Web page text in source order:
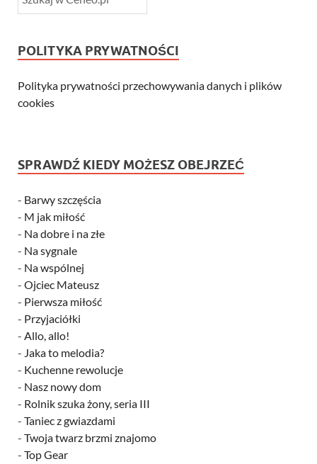
POLITYKA PRYWATNOŚCI
Polityka prywatności przechowywania danych i plików
cookies
SPRAWDŹ KIEDY MOŻESZ OBEJRZEĆ
- Barwy szczęścia
- M jak miłość
- Na dobre i na złe
- Na sygnale
- Na wspólnej
- Ojciec Mateusz
- Pierwsza miłość
- Przyjaciółki
- Allo, allo!
- Jaka to melodia?
- Kuchenne rewolucje
- Nasz nowy dom
- Rolnik szuka żony, seria III
- Taniec z gwiazdami
- Twoja twarz brzmi znajomo
- Top Gear